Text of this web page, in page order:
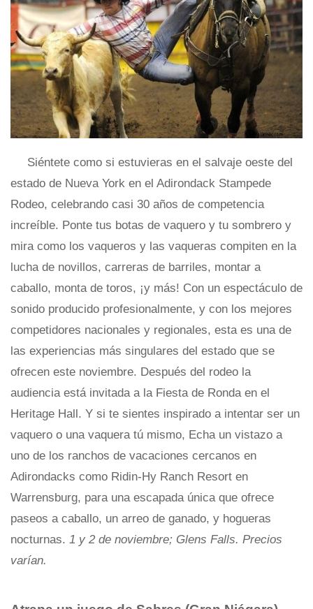
Siéntete como si estuvieras en el salvaje oeste del
estado de Nueva York en el Adirondack Stampede
Rodeo, celebrando casi 30 años de competencia
increíble. Ponte tus botas de vaquero y tu sombrero y
mira como los vaqueros y las vaqueras compiten en la
lucha de novillos, carreras de barriles, montar a
caballo, monta de toros, ¡y más! Con un espectáculo de
sonido producido profesionalmente, y con los mejores
competidores nacionales y regionales, esta es una de
las experiencias más singulares del estado que se
ofrecen este noviembre. Después del rodeo la
audiencia está invitada a la Fiesta de Ronda en el
Heritage Hall. Y si te sientes inspirado a intentar ser un
vaquero o una vaquera tú mismo, Echa un vistazo a
uno de los ranchos de vacaciones cercanos en
Adirondacks como Ridin-Hy Ranch Resort en
Warrensburg, para una escapada única que ofrece
paseos a caballo, un arreo de ganado, y hogueras
nocturnas. 1 y 2 de noviembre; Glens Falls. Precios
varían.